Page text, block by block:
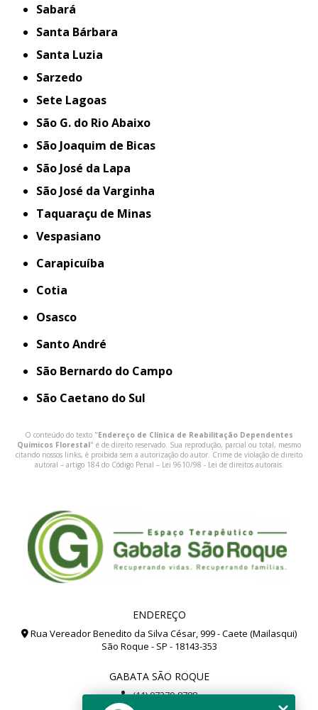
Sabará
Santa Bárbara
Santa Luzia
Sarzedo
Sete Lagoas
São G. do Rio Abaixo
São Joaquim de Bicas
São José da Lapa
São José da Varginha
Taquaraçu de Minas
Vespasiano
Carapicuíba
Cotia
Osasco
Santo André
São Bernardo do Campo
São Caetano do Sul
O conteúdo do texto "Endereço de Clínica de Reabilitação Dependentes
Químicos Florestal" é de direito reservado. Sua reprodução, parcial ou total, mesmo
citando nossos links, é proibida sem a autorização do autor. Crime de violação de direito
autoral – artigo 184 do Código Penal – Lei 9610/98 - Lei de direitos autorais.
ENDEREÇO
Rua Vereador Benedito da Silva César, 999 - Caete (Mailasqui)
São Roque - SP - 18143-353
GABATA SÃO ROQUE
(11) 97279-8788